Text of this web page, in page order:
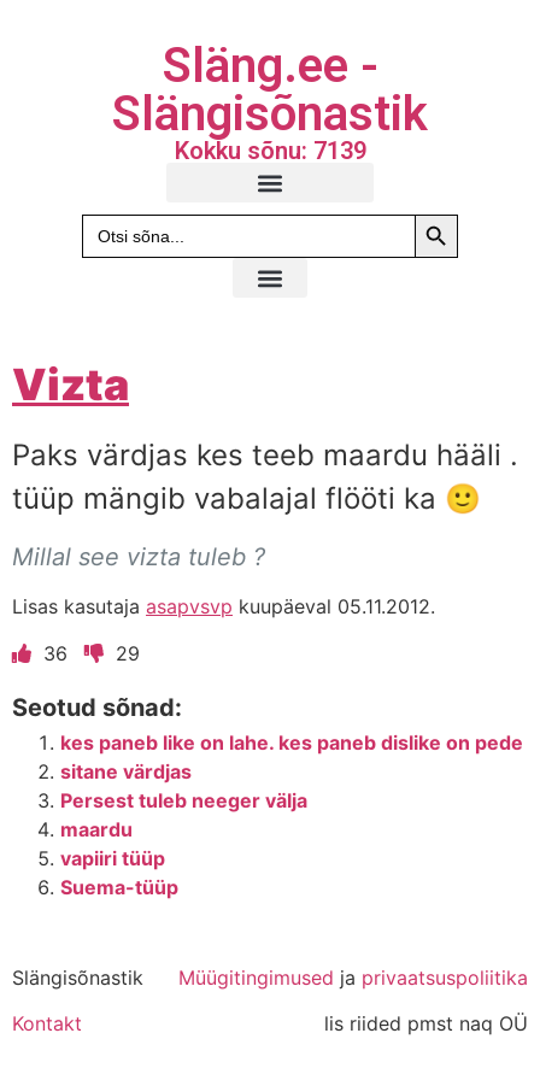
Släng.ee -
Slängisõnastik
Kokku sõnu: 7139
Search
for:
Search
Vizta
Paks värdjas kes teeb maardu hääli .
tüüp mängib vabalajal flööti ka 🙂
Millal see vizta tuleb ?
Lisas kasutaja asapvsvp kuupäeval 05.11.2012.
36
29
Seotud sõnad:
kes paneb like on lahe. kes paneb dislike on pede
sitane värdjas
Persest tuleb neeger välja
maardu
vapiiri tüüp
Suema-tüüp
Slängisõnastik Müügitingimused ja privaatsuspoliitika
Kontakt
lis riided pmst naq OÜ